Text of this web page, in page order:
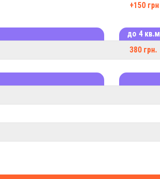
+150 грн
до 4 кв.м
380 грн.